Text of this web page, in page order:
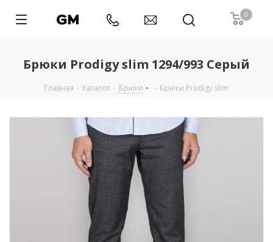
0
Брюки Prodigy slim 1294/993 Серый
Главная - Каталог - Брюки - Брюки Prodigy slim